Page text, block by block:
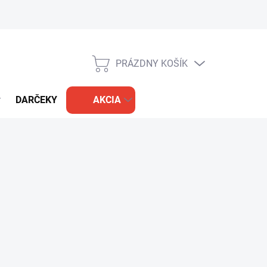
NÁKUPNÝ
PRÁZDNY KOŠÍK
DARČEKY AKCIA